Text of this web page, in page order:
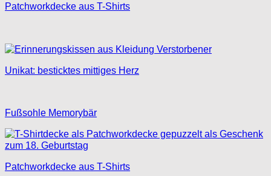
Patchworkdecke aus T-Shirts
Unikat: besticktes mittiges Herz
Fußsohle Memorybär
Patchworkdecke aus T-Shirts